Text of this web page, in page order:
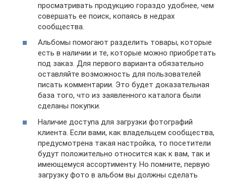
просматривать продукцию гораздо удобнее, чем
совершать ее поиск, копаясь в недрах
сообщества.
Альбомы помогают разделить товары, которые
есть в наличии и те, которые можно приобретать
под заказ. Для первого варианта обязательно
оставляйте возможность для пользователей
писать комментарии. Это будет доказательная
база того, что из заявленного каталога были
сделаны покупки.
Наличие доступа для загрузки фотографий
клиента. Если вами, как владельцем сообщества,
предусмотрена такая настройка, то посетители
будут положительно относится как к вам, так и
имеющемуся ассортименту. Но помните, первую
загрузку фото в альбом вы должны сделать